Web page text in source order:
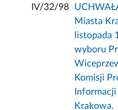
IV/32/98
Miasta
listopada
wyboru
Komisji
Krakowa.